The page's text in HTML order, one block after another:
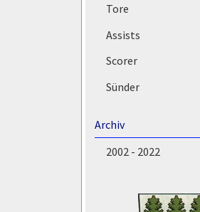
Tore
Assists
Scorer
Sünder
Archiv
2002 - 2022